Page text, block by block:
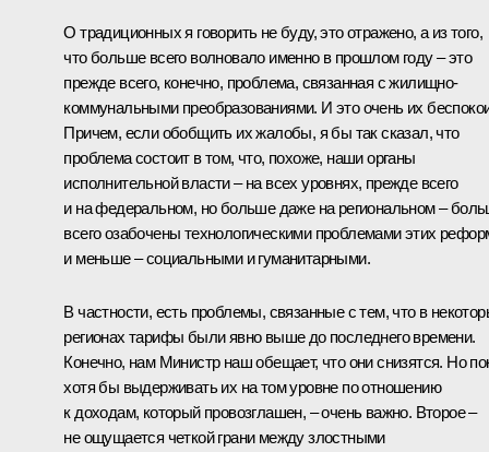
О традиционных я говорить не буду, это отражено, а из того,
что больше всего волновало именно в прошлом году – это
прежде всего, конечно, проблема, связанная с жилищно-
коммунальными преобразованиями. И это очень их
Причем, если обобщить их жалобы, я бы так сказал, что
проблема состоит в том, что, похоже, наши органы
исполнительной власти – на всех уровнях, прежде всего
и на федеральном, но больше даже на региональном –
всего озабочены технологическими проблемами этих
и меньше – социальными и гуманитарными.
В частности, есть проблемы, связанные с тем, что в
регионах тарифы были явно выше до последнего времени.
Конечно, нам Министр наш обещает, что они снизятся. Но
хотя бы выдерживать их на том уровне по отношению
к доходам, который провозглашен, – очень важно. Второе –
не ощущается четкой грани между злостными